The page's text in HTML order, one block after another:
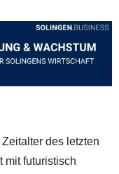
des letzten
mit futuristisch